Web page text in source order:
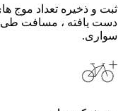
ثبت و ذخیره تعداد
دست یافته ، مسافت طی
سواری.